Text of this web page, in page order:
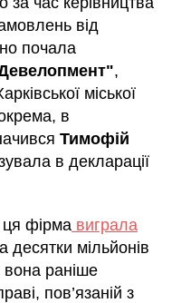
від
почала
,
міської
в
Тимофій
в декларації
фірма виграла
десятки мільйонів
вона раніше
пов’язаній з